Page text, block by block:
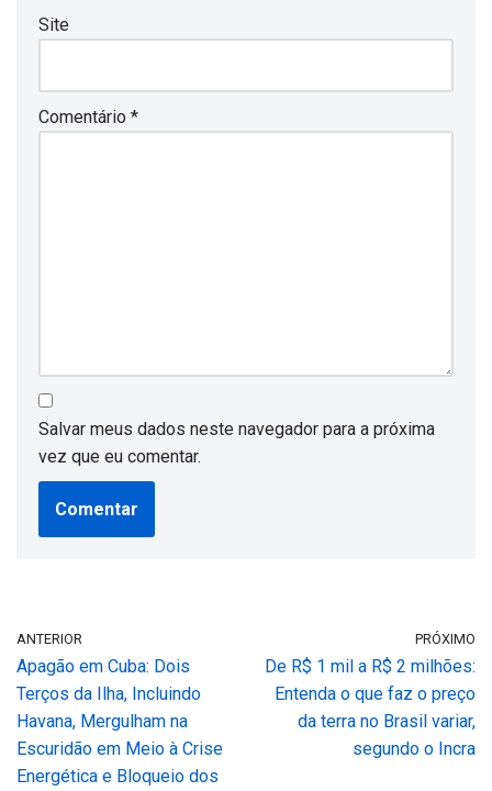
Site
Comentário *
Salvar meus dados neste navegador para a próxima
vez que eu comentar.
ANTERIOR
Apagão em Cuba: Dois
Terços da Ilha, Incluindo
Havana, Mergulham na
Escuridão em Meio à Crise
Energética e Bloqueio dos
PRÓXIMO
De R$ 1 mil a R$ 2 milhões:
Entenda o que faz o preço
da terra no Brasil variar,
segundo o Incra